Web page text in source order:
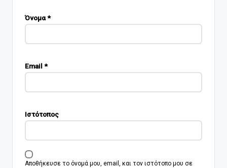
Όνομα*
Email *
Ιστότοπος
Αποθήκευσε το όνομά μου, email, και τον ιστότοπο μου σε